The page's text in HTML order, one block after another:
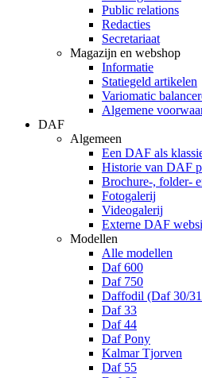
Public relations
Redacties
Secretariaat
Magazijn en webshop
Informatie
Statiegeld artikelen
Variomatic
Algemene
DAF
Algemeen
Een DAF als
Historie van DAF
Brochure-, folder-
Fotogalerij
Videogalerij
Externe DAF
Modellen
Alle modellen
Daf 600
Daf 750
Daffodil (Daf 30/
Daf 33
Daf 44
Daf Pony
Kalmar Tjorven
Daf 55